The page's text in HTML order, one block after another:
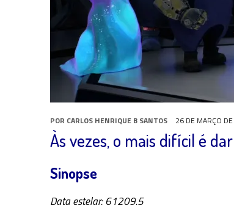
POR CARLOS HENRIQUE B SANTOS 26 DE MARÇO
Às vezes, o mais difícil é
Sinopse
Data estelar: 61209.5